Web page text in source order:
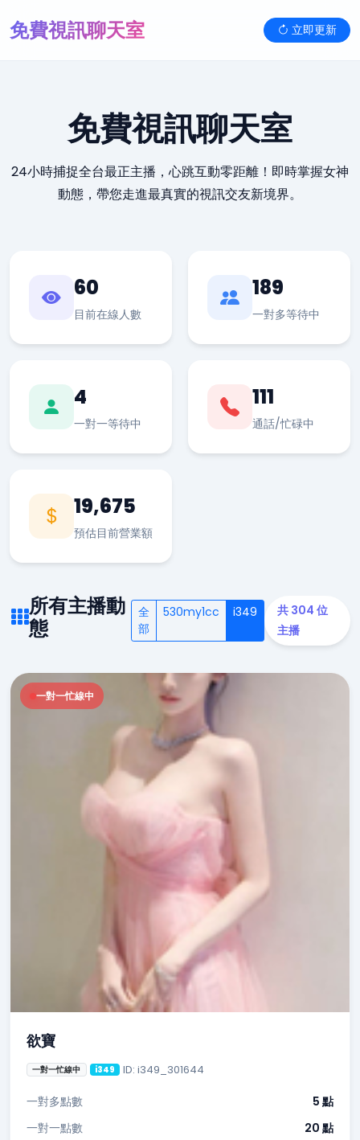
免費視訊聊天室 立即更新
免費視訊聊天室
24小時捕捉全台最正主播，心跳互動零距離！即時掌握女神
動態，帶您走進最真實的視訊交友新境界。
60
目前在線人數
189
一對多等待中
4
一對一等待中
111
通話/忙碌中
19,675
預估目前營業額
所有主播動
態
全
部
530my1cc i349
共 304 位
主播
一對一忙線中
欲寶
一對一忙線中 i349 ID: i349_301644
一對多點數
5 點
一對一點數
20 點